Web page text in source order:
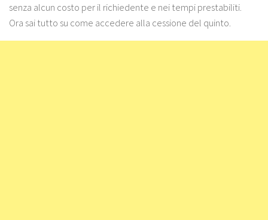
senza alcun costo per il richiedente e nei tempi prestabiliti.
Ora sai tutto su come accedere alla cessione del quinto.